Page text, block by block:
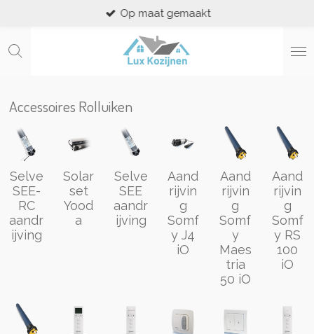
naar
Op maat gemaakt
Accessoires Rolluiken
Selve
SEE-
RC
aandr
ijving
Solar
set
Yood
a
Selve
SEE
aandr
ijving
Aand
rijvin
g
Somf
y J4
iO
Aand
rijvin
g
Somf
y
Maes
tria
50 iO
Aand
rijvin
g
Somf
y RS
100
iO